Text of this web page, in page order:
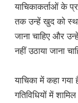
याचिकाकर्ताओं के
तक उन्हें खुद को
जाना चाहिए और
नहीं उठाया जाना
याचिका में कहा
गतिविधियों में